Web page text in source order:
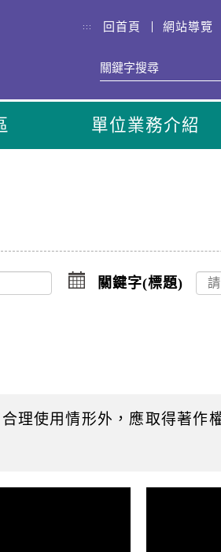
::: 回首頁 網站導覽
單位業務介紹
點
擊
選
關鍵字(標題)
理使用情形外，應取得著作